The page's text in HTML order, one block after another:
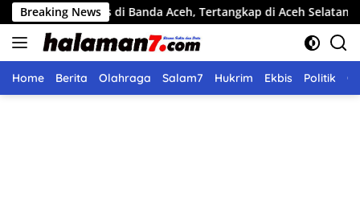
Langsung
ke
konten
Breaking News
di Banda Aceh, Tertangkap di Aceh Selatan Pemko
Home Berita Olahraga Salam7 Hukrim Ekbis Politik